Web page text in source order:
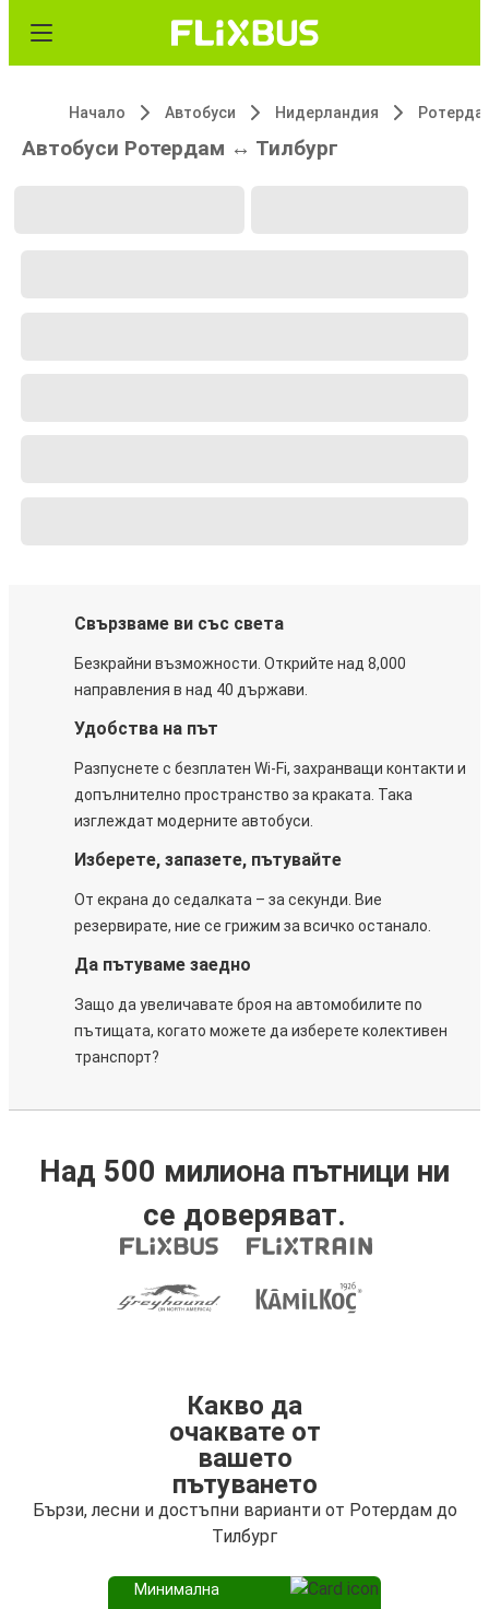
Начало Автобуси Нидерландия
Автобуси Ротердам ↔ Тилбург
Свързваме ви със света
Безкрайни възможности. Открийте над 8,000
направления в над 40 държави.
Удобства на път
Разпуснете с безплатен Wi-Fi, захранващи контакти и
допълнително пространство за краката. Така
изглеждат модерните автобуси.
Изберете, запазете, пътувайте
От екрана до седалката – за секунди. Вие
резервирате, ние се грижим за всичко останало.
Да пътуваме заедно
Защо да увеличавате броя на автомобилите по
пътищата, когато можете да изберете колективен
транспорт?
Над 500 милиона пътници ни
се доверяват.
Какво да
очаквате от
вашето
пътуването
Бързи, лесни и достъпни варианти от Ротердам до
Тилбург
Минимална